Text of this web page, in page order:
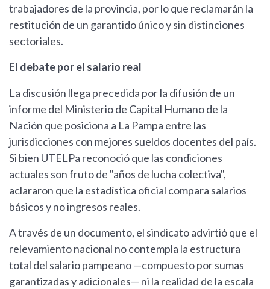
trabajadores de la provincia, por lo que reclamarán la
restitución de un garantido único y sin distinciones
sectoriales.
El debate por el salario real
La discusión llega precedida por la difusión de un
informe del Ministerio de Capital Humano de la
Nación que posiciona a La Pampa entre las
jurisdicciones con mejores sueldos docentes del país.
Si bien UTELPa reconoció que las condiciones
actuales son fruto de "años de lucha colectiva",
aclararon que la estadística oficial compara salarios
básicos y no ingresos reales.
A través de un documento, el sindicato advirtió que el
relevamiento nacional no contempla la estructura
total del salario pampeano —compuesto por sumas
garantizadas y adicionales— ni la realidad de la escala